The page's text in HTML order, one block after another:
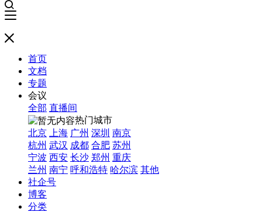
首页
文档
专题
会议
全部 直播间
热门城市
北京
上海 广州 深圳 南京
杭州 武汉 成都 合肥 苏州
宁波 西安 长沙 郑州 重庆
兰州 南宁 呼和浩特 哈尔滨 其他
社企号
博客
分类